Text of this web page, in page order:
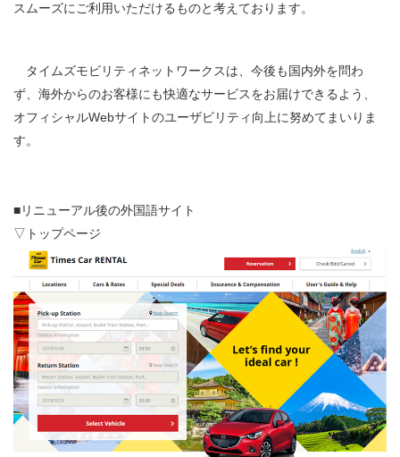
スムーズにご利用いただけるものと考えております。
タイムズモビリティネットワークスは、今後も国内外を問わ
ず、海外からのお客様にも快適なサービスをお届けできるよう、
オフィシャルWebサイトのユーザビリティ向上に努めてまいりま
す。
■リニューアル後の外国語サイト
▽トップページ